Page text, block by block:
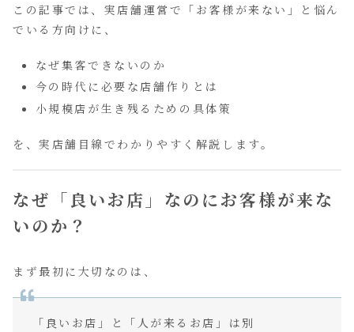
この記事では、実店舗運営で「お客様が来ない」と悩ん
でいる方向けに、
なぜ集客できないのか
今の時代に必要な店舗作りとは
小規模店が生き残るための具体策
を、実店舗目線でわかりやすく解説します。
なぜ「良いお店」なのにお客様が来な
いのか？
まず最初に大切なのは、
「良いお店」と「人が来るお店」は別